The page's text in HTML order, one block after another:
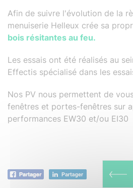
Afin de suivre l'évolution de la
menuiserie Helleux crée sa
bois résitantes au feu.
Les essais ont été réalisés au
Effectis spécialisé dans les
Nos PV nous permettent de
fenêtres et portes-fenêtres sur
performances EW30 et/ou EI30